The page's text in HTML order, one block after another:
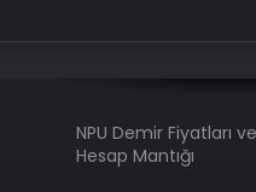
Serjoy : Dijital Medya
Reklam Ajansı, SEO